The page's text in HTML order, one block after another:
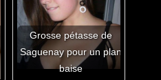
Grosse pétasse de
Saguenay pour un plan
baise